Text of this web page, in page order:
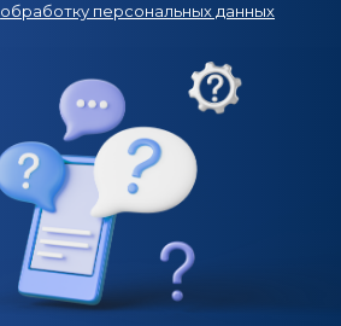
обработку персональных данных